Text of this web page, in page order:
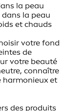
la peau
la peau
et chauds
votre fond
de
votre beauté
connaître
harmonieux et
des produits